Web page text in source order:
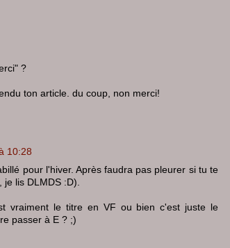
?
ton article. du coup, non merci!
10:28
pour l'hiver. Après faudra pas pleurer si tu te
je lis DLMDS :D).
vraiment le titre en VF ou bien c'est juste le
passer à E ? ;)